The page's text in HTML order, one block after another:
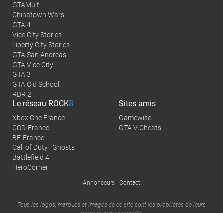
GTAMulti
Chinatown Wars
GTA 4
Vice City Stories
Liberty City Stories
GTA San Andreas
GTA Vice City
GTA 3
GTA Old School
RDR 2
Le réseau ROCK8
Xbox One France
COD-France
BF-France
Call of Duty : Ghosts
Battlefield 4
HeroCorner
Sites amis
Gamewise
GTA V Cheats
Annonceurs | Contact
Tous les logos, marques et images de ce site sont les propriétés de leurs